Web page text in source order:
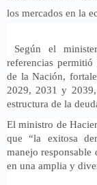
los mercados en la
Según el
referencias permitió
de la Nación,
2029, 2031 y
estructura de la
El ministro de
que “la exitosa
manejo
en una amplia y